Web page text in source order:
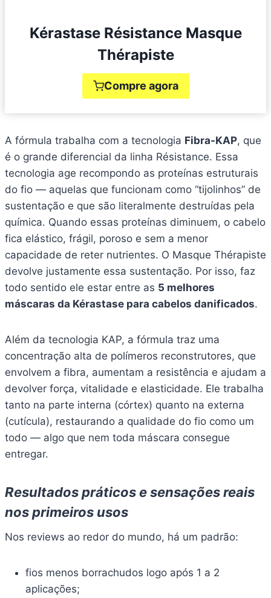
Kérastase Résistance Masque
Thérapiste
Compre agora
A fórmula trabalha com a tecnologia Fibra-KAP, que
é o grande diferencial da linha Résistance. Essa
tecnologia age recompondo as proteínas estruturais
do fio — aquelas que funcionam como “tijolinhos” de
sustentação e que são literalmente destruídas pela
química. Quando essas proteínas diminuem, o cabelo
fica elástico, frágil, poroso e sem a menor
capacidade de reter nutrientes. O Masque Thérapiste
devolve justamente essa sustentação. Por isso, faz
todo sentido ele estar entre as 5 melhores
máscaras da Kérastase para cabelos danificados.
Além da tecnologia KAP, a fórmula traz uma
concentração alta de polímeros reconstrutores, que
envolvem a fibra, aumentam a resistência e ajudam a
devolver força, vitalidade e elasticidade. Ele trabalha
tanto na parte interna (córtex) quanto na externa
(cutícula), restaurando a qualidade do fio como um
todo — algo que nem toda máscara consegue
entregar.
Resultados práticos e sensações reais
nos primeiros usos
Nos reviews ao redor do mundo, há um padrão:
fios menos borrachudos logo após 1 a 2
aplicações;